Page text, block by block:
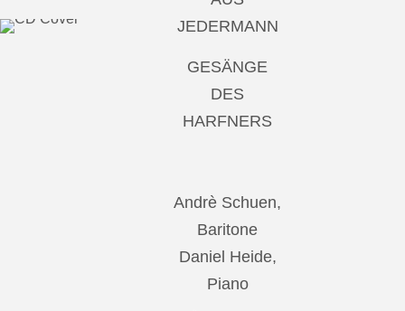
JEDERMANN
GESÄNGE
DES
HARFNERS
Andrè Schuen,
Baritone
Daniel Heide,
Piano